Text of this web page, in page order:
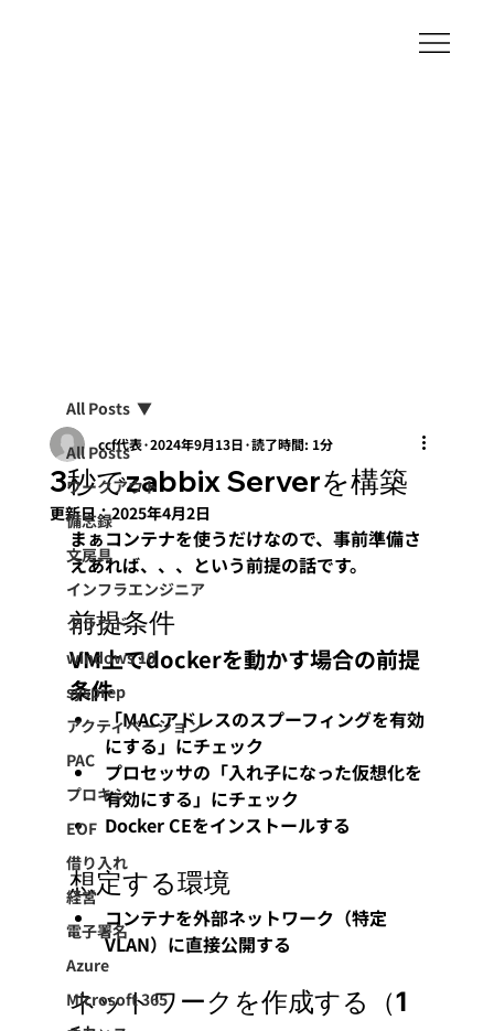
All Posts
ワークアウト
備忘録
文房具
インフラエンジニア
クラウド
windows 10
sysprep
アクティベーション
PAC
プロキシ
EOF
借り入れ
経営
電子署名
Azure
Microsoft 365
All Posts
3秒でzabbix Serverを構築
ccf代表 2024年9月13日 読了時間: 1分
更新日：2025年4月2日
まぁコンテナを使うだけなので、事前準備さ
えあれば、、、という前提の話です。
前提条件
VM上でdockerを動かす場合の前提
条件
「MACアドレスのスプーフィングを有効
にする」にチェック
プロセッサの「入れ子になった仮想化を
有効にする」にチェック
Docker CEをインストールする
想定する環境
コンテナを外部ネットワーク（特定
VLAN）に直接公開する
ネットワークを作成する（1